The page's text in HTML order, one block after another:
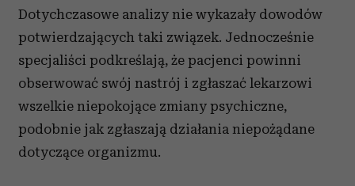
analizować ruch w naszej witrynie. Informacje o tym, jak
korzystasz z naszej witryny, udostępniamy partnerom
społecznościowym, reklamowym i analitycznym.
Partnerzy mogą połączyć te informacje z innymi danymi
otrzymanymi od Ciebie lub uzyskanymi podczas
korzystania z ich usług.
Dotychczasowe analizy nie wykazały dowodów
potwierdzających taki związek. Jednocześnie
specjaliści podkreślają, że pacjenci powinni
obserwować swój nastrój i zgłaszać lekarzowi
wszelkie niepokojące zmiany psychiczne,
podobnie jak zgłaszają działania niepożądane
dotyczące organizmu.